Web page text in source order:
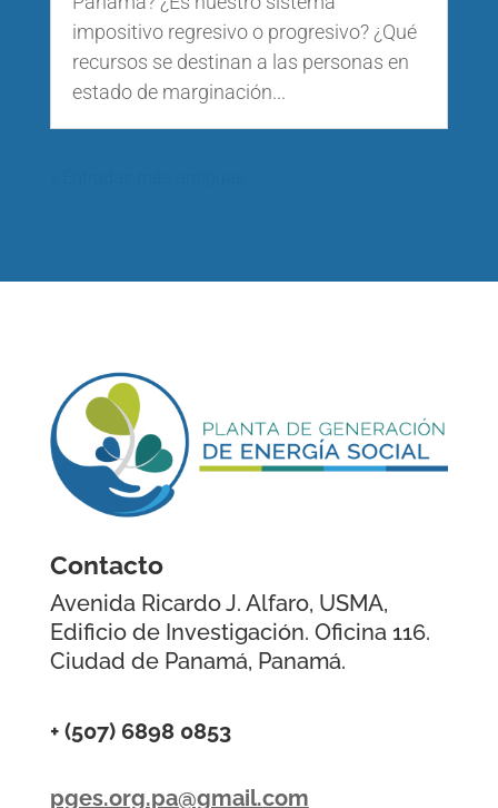
impositivo regresivo o progresivo? ¿Qué
recursos se destinan a las personas en
estado de marginación...
Contacto
Avenida Ricardo J. Alfaro, USMA,
Edificio de Investigación. Oficina 116.
Ciudad de Panamá, Panamá.
+ (507) 6898 0853
pges.org.pa@gmail.com